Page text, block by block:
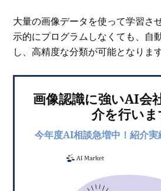
大量の画像データを使って学習さ
示的にプログラムしなくても、自
し、高精度な分類が可能となります
画像認識に強いAI会
介を行いま
今年度AI相談急増中！紹介実